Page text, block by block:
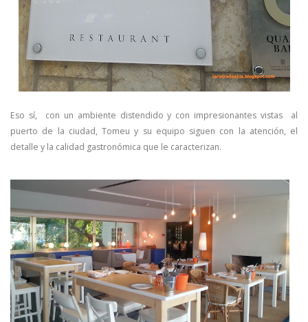
Eso sí, con un ambiente distendido y con impresionantes vistas al
puerto de la ciudad, Tomeu y su equipo siguen con la atención, el
detalle y la calidad gastronómica que le caracterizan.